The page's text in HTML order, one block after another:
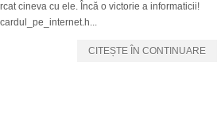
cineva cu ele. Încă o victorie a informaticii!
CITEȘTE ÎN CONTINUARE